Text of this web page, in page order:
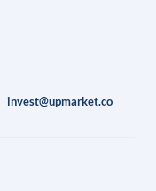
invest@upmarket.co